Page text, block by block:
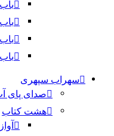
سهراب سپهری
صدای پای
هشت کتاب